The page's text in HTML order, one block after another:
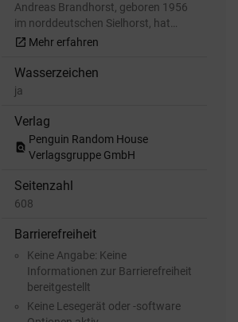
Andreas Brandhorst, geboren 1956
im norddeutschen Sielhorst, hat…
open_in_new Mehr erfahren
Wasserzeichen
ja
Verlag
find_in_page
Penguin Random House
Verlagsgruppe GmbH
Seitenzahl
608
Barrierefreiheit
Keine Angabe: Keine
Informationen zur Barrierefreiheit
bereitgestellt
Keine Lesegerät oder -software